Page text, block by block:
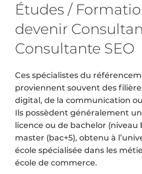
Études /
devenir
Consultante SEO
Ces spécialistes du
proviennent souvent des
digital, de la communication
Ils possèdent généralement
licence ou de bachelor (niveau
master (bac+5), obtenu à
école spécialisée dans les
école de commerce.